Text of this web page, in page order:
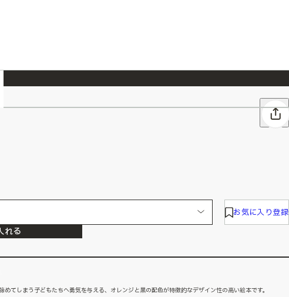
2026/7/23 『ONE PIECE magazine 021 ONE PIECEカード付き同梱版』発売延期のご案内
お気に入り登録
れる
てしまう子どもたちへ勇気を与える、オレンジと黒の配色が特徴的なデザイン性の高い絵本です。